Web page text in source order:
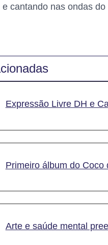
cantando nas ondas
Expressão Livre DH e
Primeiro álbum do
Arte e saúde mental